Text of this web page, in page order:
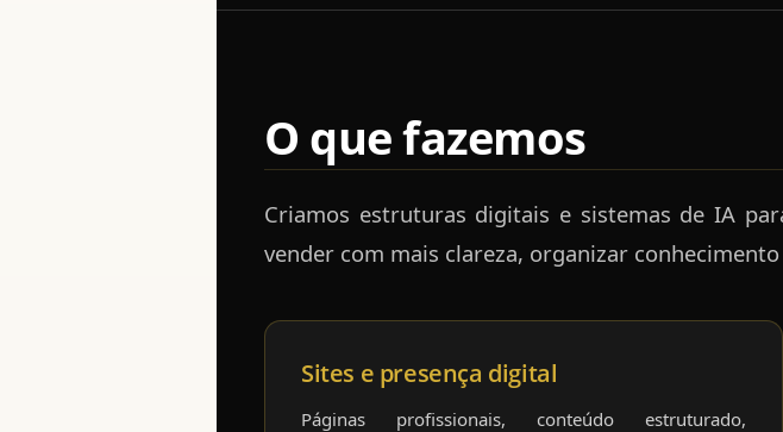
O que fazemos
Criamos estruturas digitais e sistemas de IA
vender com mais clareza, organizar
Sites e presença digital
Páginas profissionais, conteúdo estruturado,